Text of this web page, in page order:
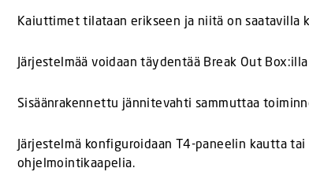
Kaiuttimet tilataan erikseen ja niitä on saatavilla
Järjestelmää voidaan täydentää Break Out
Sisäänrakennettu jännitevahti sammuttaa
Järjestelmä konfiguroidaan T4-paneelin kautta
ohjelmointikaapelia.